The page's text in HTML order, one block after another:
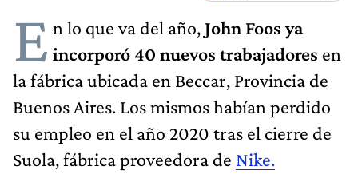
E n lo que va del año,John Foos ya
incorporó 40 nuevos trabajadores en
la fábrica ubicada en Beccar, Provincia de
Buenos Aires. Los mismos habían perdido
su empleo en el año 2020 tras el cierre de
Suola, fábrica proveedora de Nike.